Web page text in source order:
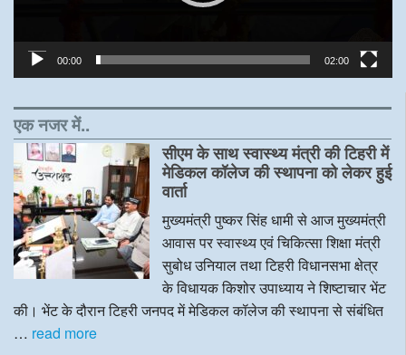
00:00 02:00
एक नजर में..
सीएम के साथ स्वास्थ्य मंत्री की टिहरी में
मेडिकल कॉलेज की स्थापना को लेकर हुई
वार्ता
मुख्यमंत्री पुष्कर सिंह धामी से आज मुख्यमंत्री
आवास पर स्वास्थ्य एवं चिकित्सा शिक्षा मंत्री
सुबोध उनियाल तथा टिहरी विधानसभा क्षेत्र
के विधायक किशोर उपाध्याय ने शिष्टाचार भेंट
की। भेंट के दौरान टिहरी जनपद में मेडिकल कॉलेज की स्थापना से संबंधित
… read more